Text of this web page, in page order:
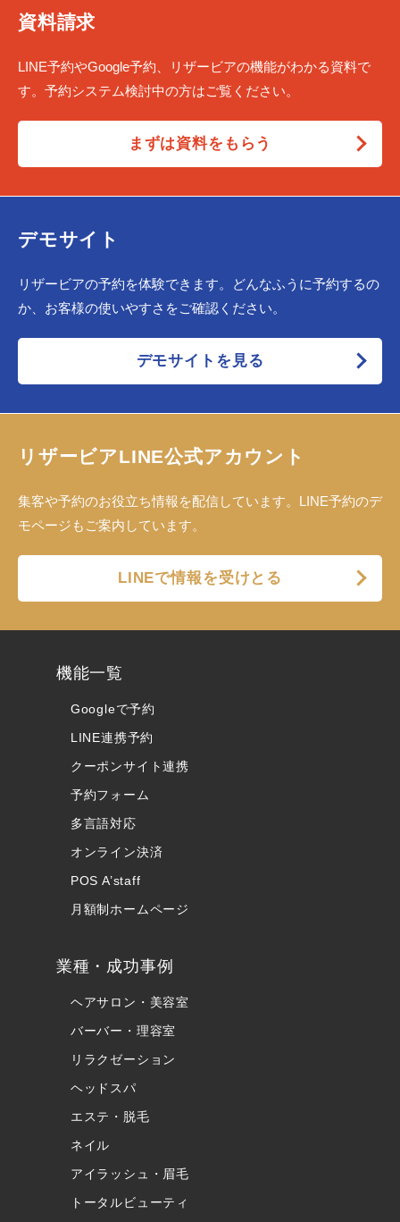
資料請求
LINE予約やGoogle予約、リザービアの機能がわかる資料で
す。予約システム検討中の方はご覧ください。
まずは資料をもらう
デモサイト
リザービアの予約を体験できます。どんなふうに予約するの
か、お客様の使いやすさをご確認ください。
デモサイトを見る
リザービアLINE公式アカウント
集客や予約のお役立ち情報を配信しています。LINE予約のデ
モページもご案内しています。
LINEで情報を受けとる
機能一覧
Googleで予約
LINE連携予約
クーポンサイト連携
予約フォーム
多言語対応
オンライン決済
POS A’staff
月額制ホームページ
業種・成功事例
ヘアサロン・美容室
バーバー・理容室
リラクゼーション
ヘッドスパ
エステ・脱毛
ネイル
アイラッシュ・眉毛
トータルビューティ